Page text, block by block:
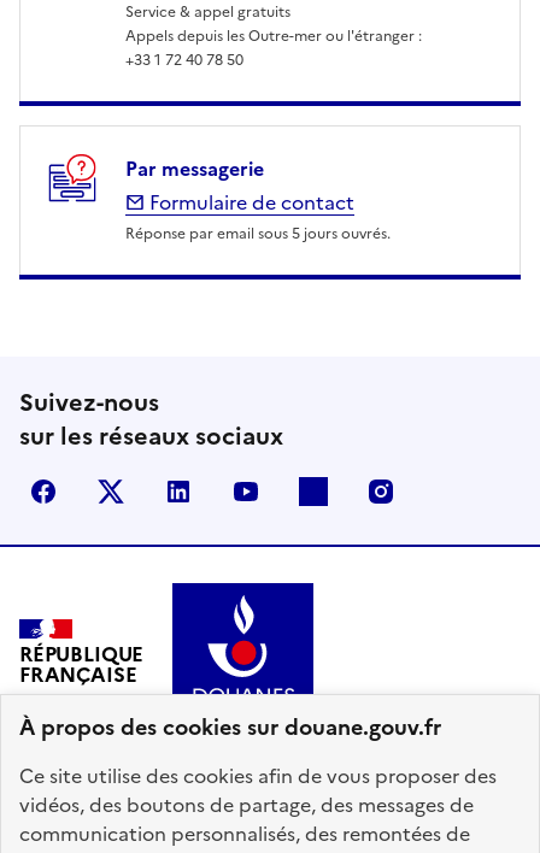
À propos des cookies sur douane.gouv.fr
Ce site utilise des cookies afin de vous proposer des
vidéos, des boutons de partage, des messages de
communication personnalisés, des remontées de
Service & appel gratuits
Appels depuis les Outre-mer ou l'étranger :
+33 1 72 40 78 50
Par messagerie
Formulaire de contact
Réponse par email sous 5 jours ouvrés.
Suivez-nous
sur les réseaux sociaux
FacebookX (anciennement Twitter)
LinkedIn Flickr
RÉPUBLIQUE
FRANÇAISE
info.gouv.fr service-public.gouv.fr